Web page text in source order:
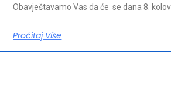
Obavještavamo Vas da će se dana 8.
Pročitaj Više